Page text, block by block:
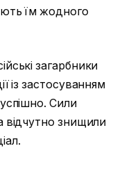
їм жодного
загарбники
із застосуванням
Сили
відчутно знищили